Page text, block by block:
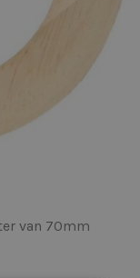
van 70mm